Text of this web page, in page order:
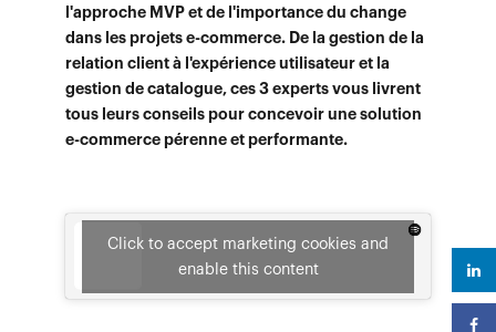
l'approche MVP et de l'importance du change
dans les projets e-commerce. De la gestion de la
relation client à l'expérience utilisateur et la
gestion de catalogue, ces 3 experts vous livrent
tous leurs conseils pour concevoir une solution
e-commerce pérenne et performante.
Click to accept marketing cookies and
enable this content